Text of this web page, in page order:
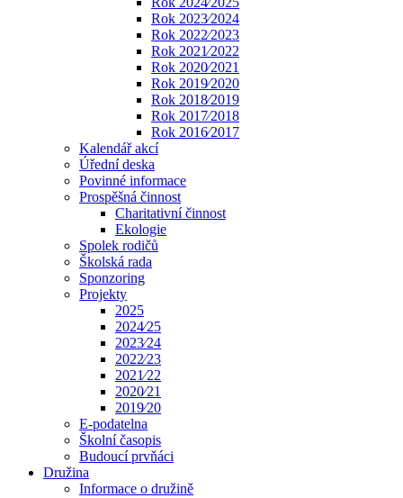
Rok 2023⁄2024
Rok 2022⁄2023
Rok 2021⁄2022
Rok 2020⁄2021
Rok 2019⁄2020
Rok 2018⁄2019
Rok 2017⁄2018
Rok 2016⁄2017
Kalendář akcí
Úřední deska
Povinné informace
Prospěšná činnost
Charitativní činnost
Ekologie
Spolek rodičů
Školská rada
Sponzoring
Projekty
2025
2024⁄25
2023⁄24
2022⁄23
2021⁄22
2020⁄21
2019⁄20
E-podatelna
Školní časopis
Budoucí prvňáci
Družina
Informace o družině